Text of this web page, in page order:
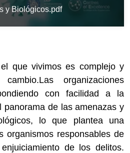
y Biológicos.pdf
que vivimos es complejo y
organizaciones
con facilidad a la
panorama de las amenazas y
lo que plantea una
organismos responsables de
de los delitos.